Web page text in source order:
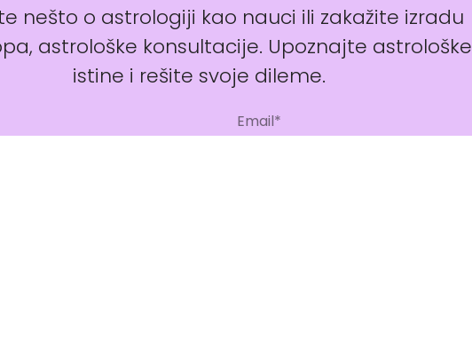
nešto o astrologiji kao nauci ili zakažite izradu
astrološke konsultacije. Upoznajte astrološke
istine i rešite svoje dileme.